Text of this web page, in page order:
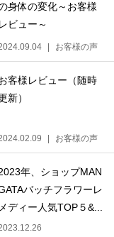
身体の変化～お客様
レビュー～
お客様の声
客様レビュー（随時
新）
お客様の声
年、ショップMAN
バッチフラワーレ
メディー人気TOP５&...